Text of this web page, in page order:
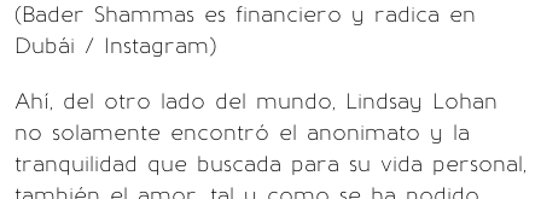
(Bader Shammas es financiero y radica en
Dubái / Instagram)
Ahí, del otro lado del mundo, Lindsay Lohan
no solamente encontró el anonimato y la
tranquilidad que buscada para su vida personal,